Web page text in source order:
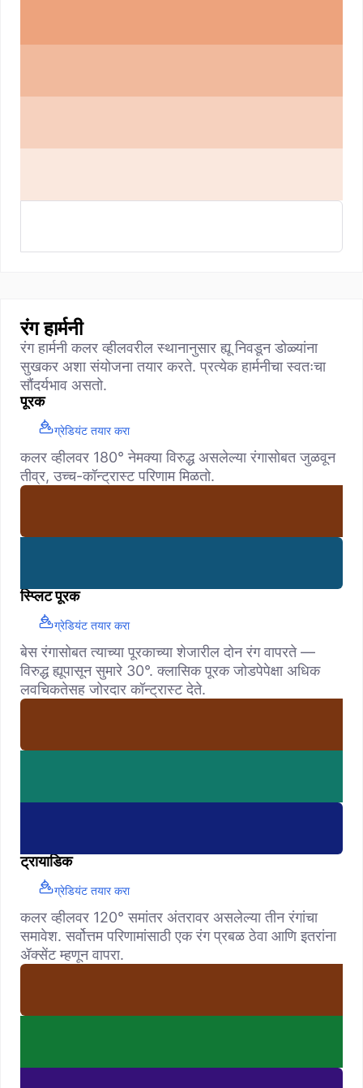
रंग हार्मनी
रंग हार्मनी कलर व्हीलवरील स्थानानुसार ह्यू निवडून डोळ्यांना
सुखकर अशा संयोजना तयार करते. प्रत्येक हार्मनीचा स्वतःचा
सौंदर्यभाव असतो.
पूरक
ग्रेडियंट तयार करा
कलर व्हीलवर 180° नेमक्या विरुद्ध असलेल्या रंगासोबत जुळवून
तीव्र, उच्च-कॉन्ट्रास्ट परिणाम मिळतो.
स्प्लिट पूरक
ग्रेडियंट तयार करा
बेस रंगासोबत त्याच्या पूरकाच्या शेजारील दोन रंग वापरते —
विरुद्ध ह्यूपासून सुमारे 30°. क्लासिक पूरक जोडपेपेक्षा अधिक
लवचिकतेसह जोरदार कॉन्ट्रास्ट देते.
ट्रायाडिक
ग्रेडियंट तयार करा
कलर व्हीलवर 120° समांतर अंतरावर असलेल्या तीन रंगांचा
समावेश. सर्वोत्तम परिणामांसाठी एक रंग प्रबळ ठेवा आणि इतरांना
ॲक्सेंट म्हणून वापरा.